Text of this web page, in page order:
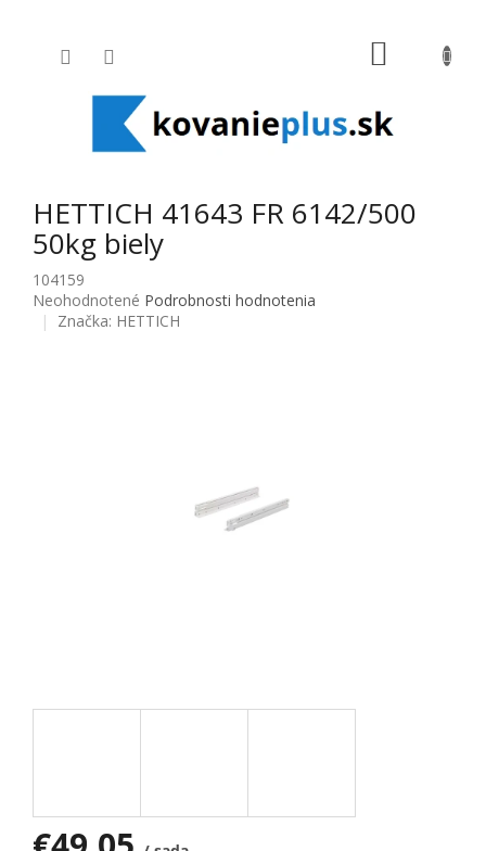
HETTICH 41643 FR 6142/500
50kg biely
104159
Priemerné hodnotenie produktu je 0,0 z 5 hviezdičiek.
Neohodnotené Podrobnosti hodnotenia
Značka: HETTICH